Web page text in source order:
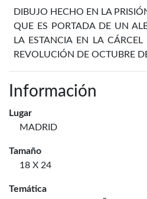
DIBUJO HECHO EN LA
QUE ES PORTADA DE UN
LA ESTANCIA EN LA
REVOLUCIÓN DE OCTUBRE
Información
Lugar
MADRID
Tamaño
18 X 24
Temática